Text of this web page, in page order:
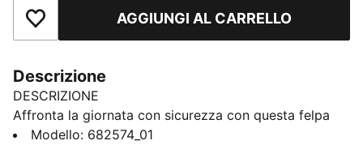
Aggiungi ai PreferitiAGGIUNGI AL CARRELLO
Descrizione
DESCRIZIONE
Affronta la giornata con sicurezza con questa felpa
con cappuccio caratterizzata dal logo PUMA N. 1
Modello: 682574_01